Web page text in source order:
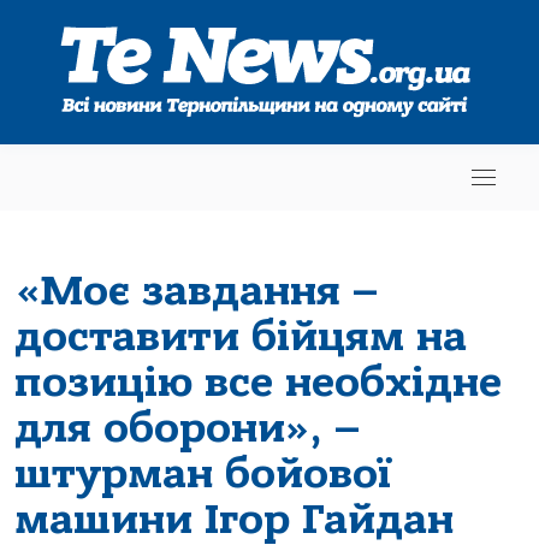
«Моє завдання –
доставити бійцям на
позицію все необхідне
для оборони», –
штурман бойової
машини Ігор Гайдан